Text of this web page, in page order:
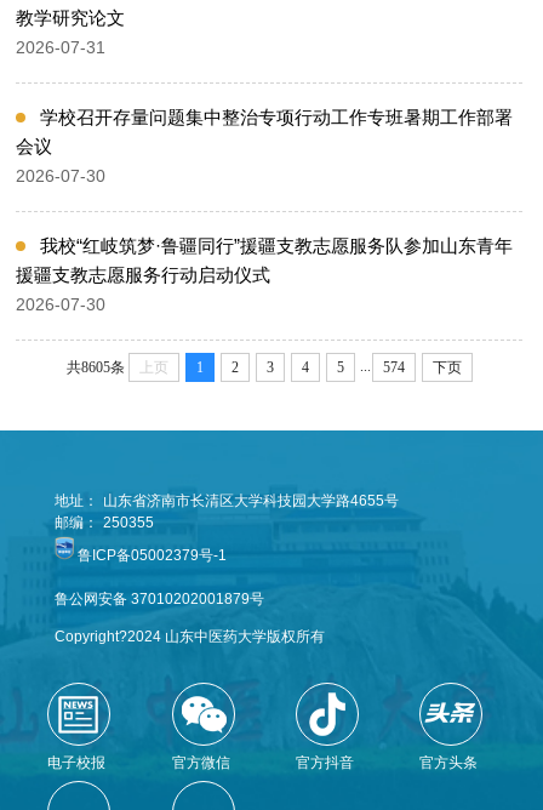
教学研究论文
2026-07-31
学校召开存量问题集中整治专项行动工作专班暑期工作部署
会议
2026-07-30
我校“红岐筑梦·鲁疆同行”援疆支教志愿服务队参加山东青年
援疆支教志愿服务行动启动仪式
2026-07-30
共8605条 上页 1 2 3 4 5 574 下页
地址：
山东省济南市长清区大学科技园大学路4655号
邮编：
250355
鲁ICP备05002379号-1
鲁公网安备 37010202001879号
Copyright?2024 山东中医药大学版权所有
电子校报 官方微信 官方抖音 官方头条